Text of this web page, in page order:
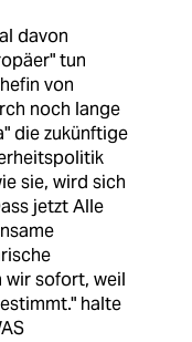
davon
tun
von
noch lange
die zukünftige
sie, wird sich
jetzt Alle
wir sofort, weil
halte